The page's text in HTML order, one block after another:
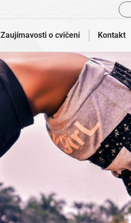
Zaujímavosti o cvičení Kontakt